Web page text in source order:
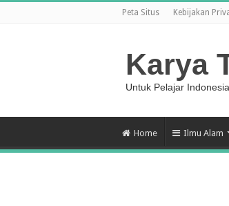
Peta Situs Kebijakan
Karya
Untuk Pelajar Indonesia
Home Ilmu Alam